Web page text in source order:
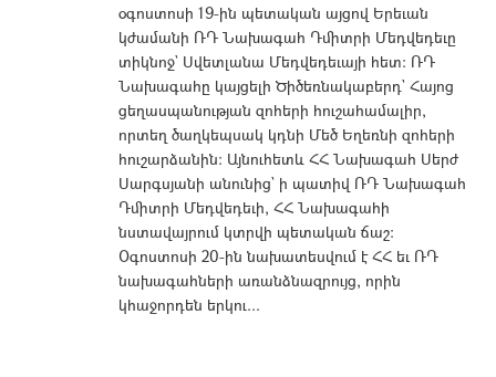
օգոստոսի 19-ին պետական այցով Երեւան
կժամանի ՌԴ Նախագահ Դմիտրի Մեդվեդեւը
տիկնոջ` Սվետլանա Մեդվեդեւայի հետ: ՌԴ
Նախագահը կայցելի Ծիծեռնակաբերդ` Հայոց
ցեղասպանության զոհերի հուշահամալիր,
որտեղ ծաղկեպսակ կդնի Մեծ Եղեռնի զոհերի
հուշարձանին: Այնուհետև ՀՀ Նախագահ Սերժ
Սարգսյանի անունից` ի պատիվ ՌԴ Նախագահ
Դմիտրի Մեդվեդեւի, ՀՀ Նախագահի
նստավայրում կտրվի պետական ճաշ:
Օգոստոսի 20-ին նախատեսվում է ՀՀ եւ ՌԴ
նախագահների առանձնազրույց, որին
կհաջորդեն երկու...